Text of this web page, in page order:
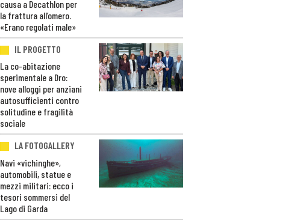
causa a Decathlon per
la frattura all’omero.
«Erano regolati male»
IL PROGETTO
La co-abitazione
sperimentale a Dro:
nove alloggi per anziani
autosufficienti contro
solitudine e fragilità
sociale
LA FOTOGALLERY
Navi «vichinghe»,
automobili, statue e
mezzi militari: ecco i
tesori sommersi del
Lago di Garda